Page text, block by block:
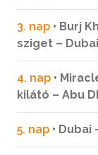
3. nap • Burj
sziget –
4. nap •
kilátó – Abu
5. nap •